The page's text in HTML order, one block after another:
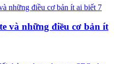
và những điều cơ bản ít